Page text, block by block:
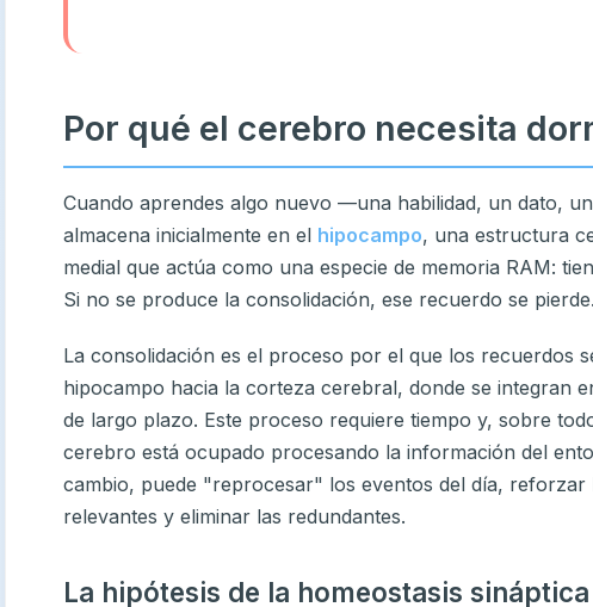
Por qué el cerebro necesita
Cuando aprendes algo nuevo —una habilidad, un dato,
almacena inicialmente en el hipocampo, una estructura
medial que actúa como una especie de memoria RAM:
Si no se produce la consolidación, ese recuerdo se pierde.
La consolidación es el proceso por el que los recuerdos
hipocampo hacia la corteza cerebral, donde se integran
de largo plazo. Este proceso requiere tiempo y, sobre
cerebro está ocupado procesando la información del
cambio, puede "reprocesar" los eventos del día, reforzar
relevantes y eliminar las redundantes.
La hipótesis de la homeostasis sináptica